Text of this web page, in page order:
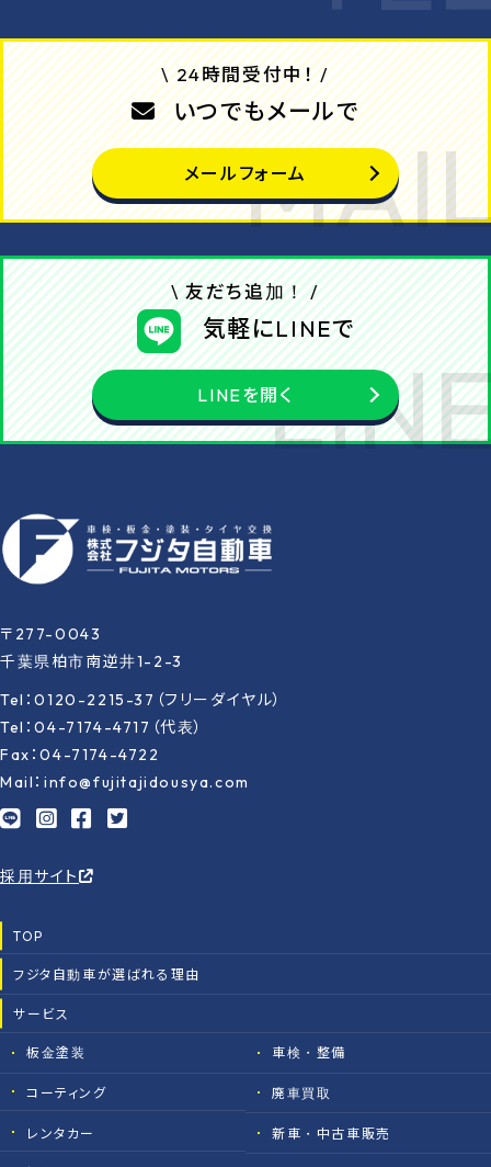
\ 24時間受付中！ /
いつでもメールで
メールフォーム
\ 友だち追加！ /
気軽にLINEで
LINEを開く
〒277-0043
千葉県柏市南逆井1-2-3
Tel：0120-2215-37（フリーダイヤル）
Tel：04-7174-4717（代表）
Fax：04-7174-4722
Mail：info@fujitajidousya.com
採用サイト
TOP
フジタ自動車が選ばれる理由
サービス
板金塗装 車検・整備
コーティング 廃車買取
レンタカー 新車・中古車販売